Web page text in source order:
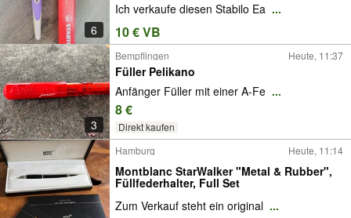
6
Ich verkaufe diesen Stabilo Ea ...
10 € VB
3
Bempflingen Heute, 11:37
Füller Pelikano
Anfänger Füller mit einer A-Fe ...
8 €
Direkt kaufen
Hamburg Heute, 11:14
Montblanc StarWalker "Metal & Rubber",
Füllfederhalter, Full Set
Zum Verkauf steht ein original ...